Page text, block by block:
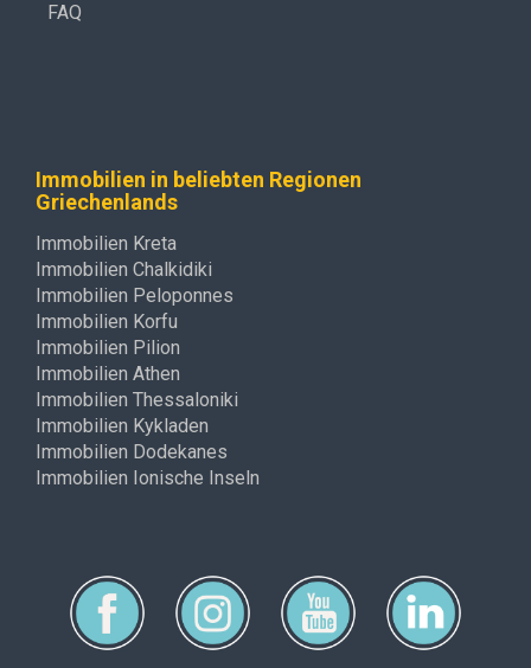
FAQ
Immobilien in beliebten Regionen
Griechenlands
Immobilien Kreta
Immobilien Chalkidiki
Immobilien Peloponnes
Immobilien Korfu
Immobilien Pilion
Immobilien Athen
Immobilien Thessaloniki
Immobilien Kykladen
Immobilien Dodekanes
Immobilien Ionische Inseln